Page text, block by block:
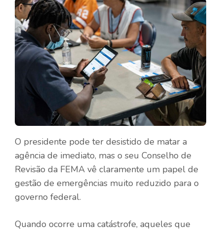
O presidente pode ter desistido de matar a
agência de imediato, mas o seu Conselho de
Revisão da FEMA vê claramente um papel de
gestão de emergências muito reduzido para o
governo federal.
Quando ocorre uma catástrofe, aqueles que